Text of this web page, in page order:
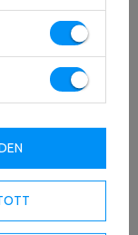
új generációja
és kiegészítők új
számára.
frissített és
Az elegáns
részletekkel
stílus